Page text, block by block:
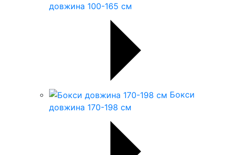
довжина 100-165 см
Бокси
довжина 170-198 см